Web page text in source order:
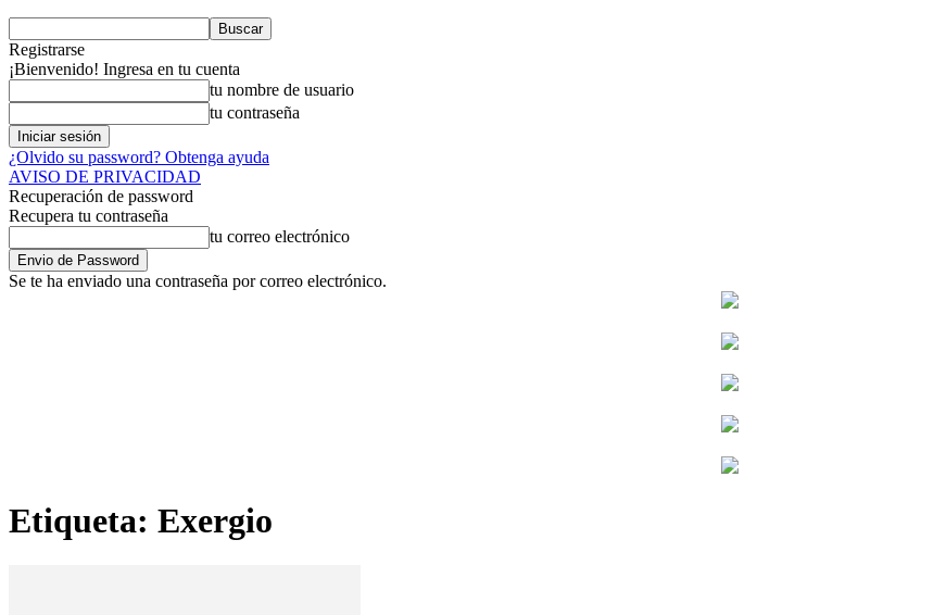
Registrarse
¡Bienvenido! Ingresa en tu cuenta
tu nombre de usuario
tu contraseña
¿Olvido su password? Obtenga ayuda
AVISO DE PRIVACIDAD
Recuperación de password
Recupera tu contraseña
tu correo electrónico
Se te ha enviado una contraseña por correo electrónico.
Etiqueta: Exergio